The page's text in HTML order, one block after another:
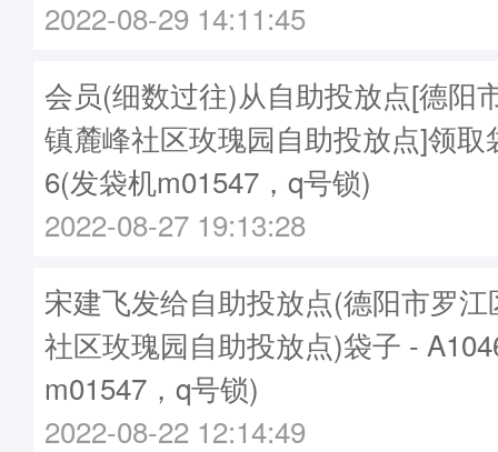
2022-08-29 14:11:45
会员(细数过往)从自助投放点[德阳
镇麓峰社区玫瑰园自助投放点]领取
6(发袋机m01547，q号锁)
2022-08-27 19:13:28
宋建飞发给自助投放点(德阳市罗
社区玫瑰园自助投放点)袋子 -
m01547，q号锁)
2022-08-22 12:14:49